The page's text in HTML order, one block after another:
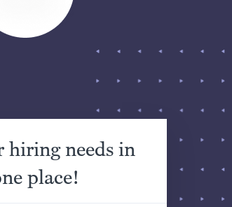
hiring needs in
place!